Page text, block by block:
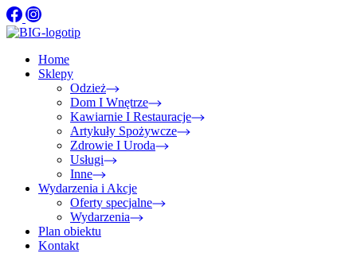
Home
Sklepy
Odzież
Dom I Wnętrze
Kawiarnie I Restauracje
Artykuły Spożywcze
Zdrowie I Uroda
Usługi
Inne
Wydarzenia i Akcje
Oferty specjalne
Wydarzenia
Plan obiektu
Kontakt